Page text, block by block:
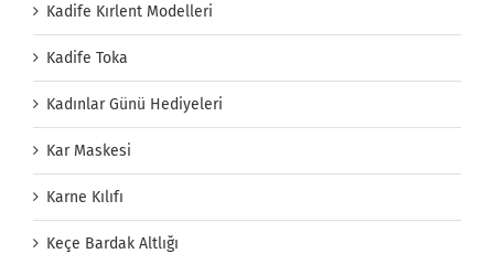
Kadife Kırlent Modelleri
Kadife Toka
Kadınlar Günü Hediyeleri
Kar Maskesi
Karne Kılıfı
Keçe Bardak Altlığı